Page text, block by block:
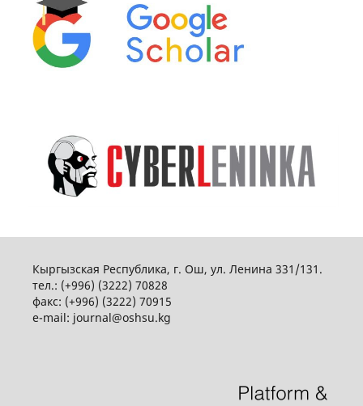
Кыргызская Республика, г. Ош, ул. Ленина 331/131.
тел.: (+996) (3222) 70828
факс: (+996) (3222) 70915
e-mail: journal@oshsu.kg